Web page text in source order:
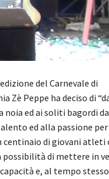
del Carnevale di
Zè Peppe ha deciso di
noia ed ai soliti bagordi
ed alla passione
centinaio di giovani atleti
possibilità di mettere in
e, al tempo